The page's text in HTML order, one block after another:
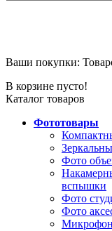
Ваши покупки:
В корзине пусто!
Каталог товаров
Фототовары
Фото
вспышки
Фото
Фото